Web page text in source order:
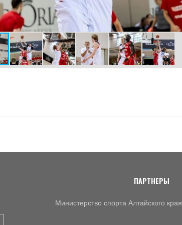
ПАРТНЕРЫ
Министерство спорта Алтайского края